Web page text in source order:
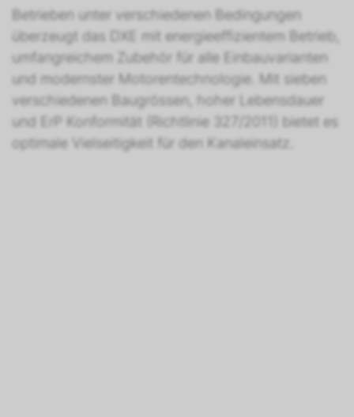
Betrieben unter verschiedenen Bedingungen
überzeugt das DXE mit energieeffizientem Betrieb,
umfangreichem Zubehör für alle Einbauvarianten
und modernster Motorentechnologie. Mit sieben
verschiedenen Baugrössen, hoher Lebensdauer
und ErP Konformität (Richtlinie 327/2011) bietet es
optimale Vielseitigkeit für den Kanaleinsatz.